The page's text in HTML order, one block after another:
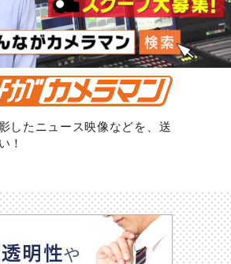
したニュース映像などを、送
！